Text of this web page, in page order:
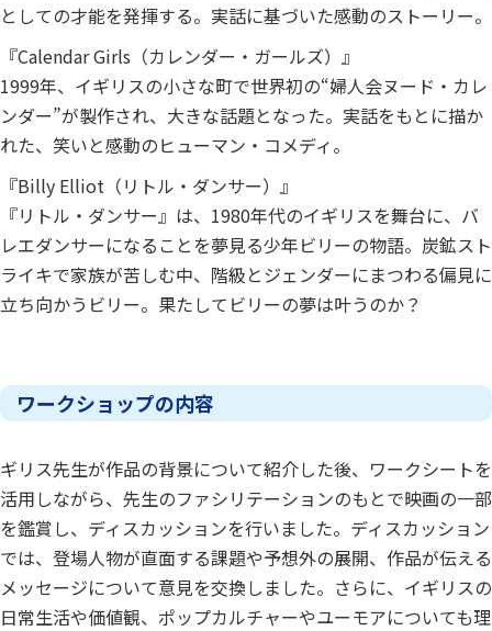
としての才能を発揮する。実話に基づいた感動のストーリー。
『Calendar Girls（カレンダー・ガールズ）』
1999年、イギリスの小さな町で世界初の“婦人会ヌード・カレ
ンダー”が製作され、大きな話題となった。実話をもとに描か
れた、笑いと感動のヒューマン・コメディ。
『Billy Elliot（リトル・ダンサー）』
『リトル・ダンサー』は、1980年代のイギリスを舞台に、バ
レエダンサーになることを夢見る少年ビリーの物語。炭鉱スト
ライキで家族が苦しむ中、階級とジェンダーにまつわる偏見に
立ち向かうビリー。果たしてビリーの夢は叶うのか？
ワークショップの内容
ギリス先生が作品の背景について紹介した後、ワークシートを
活用しながら、先生のファシリテーションのもとで映画の一部
を鑑賞し、ディスカッションを行いました。ディスカッション
では、登場人物が直面する課題や予想外の展開、作品が伝える
メッセージについて意見を交換しました。さらに、イギリスの
日常生活や価値観、ポップカルチャーやユーモアについても理